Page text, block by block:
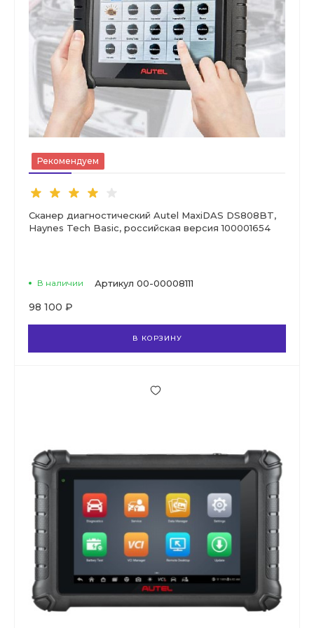
Рекомендуем
Сканер диагностический Autel MaxiDAS DS808BT,
Haynes Tech Basic, российская версия 100001654
В наличии Артикул 00-00008111
98 100 ₽
В КОРЗИНУ